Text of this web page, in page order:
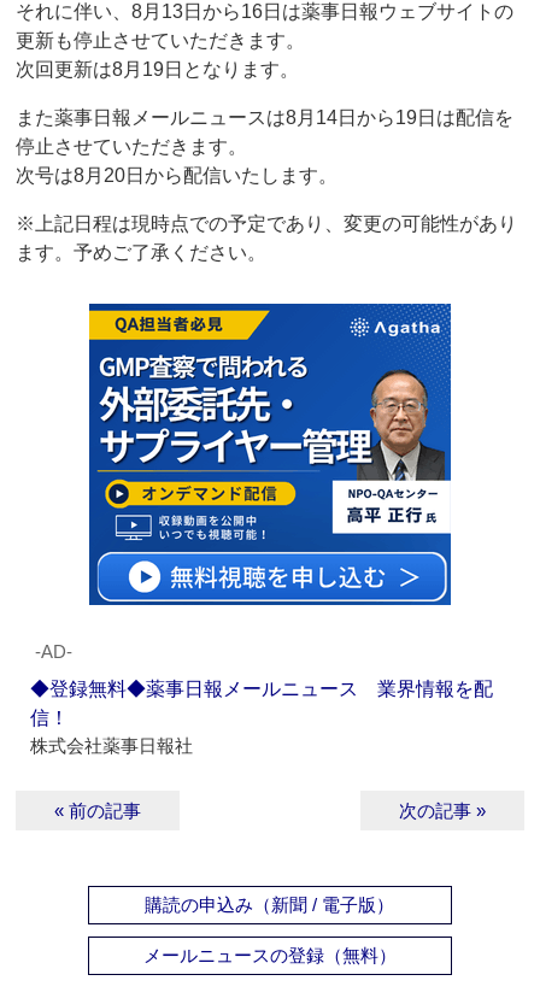
それに伴い、8月13日から16日は薬事日報ウェブサイトの
更新も停止させていただきます。
次回更新は8月19日となります。
また薬事日報メールニュースは8月14日から19日は配信を
停止させていただきます。
次号は8月20日から配信いたします。
※上記日程は現時点での予定であり、変更の可能性があり
ます。予めご了承ください。
‐AD‐
◆登録無料◆薬事日報メールニュース 業界情報を配
信！
株式会社薬事日報社
« 前の記事 次の記事 »
購読の申込み（新聞 / 電子版）
メールニュースの登録（無料）